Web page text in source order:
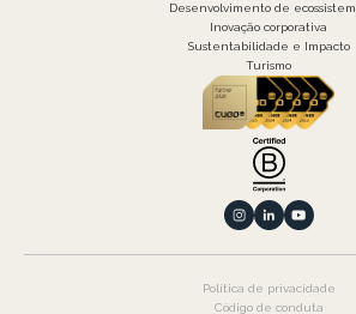
Desenvolvimento de
Inovação corporativa
Sustentabilidade e Impacto
Turismo
Política de privacidade
Código de conduta